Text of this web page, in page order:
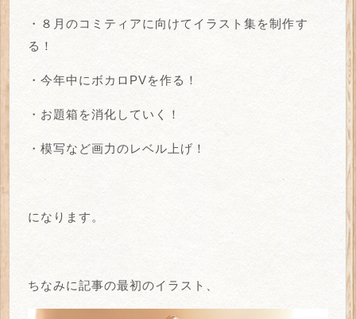
・８月のコミティアに向けてイラスト集を制作す
る！
・今年中にボカロPVを作る！
・お題箱を消化していく！
・模写など画力のレベル上げ！
になります。
ちなみに記事の最初のイラスト、